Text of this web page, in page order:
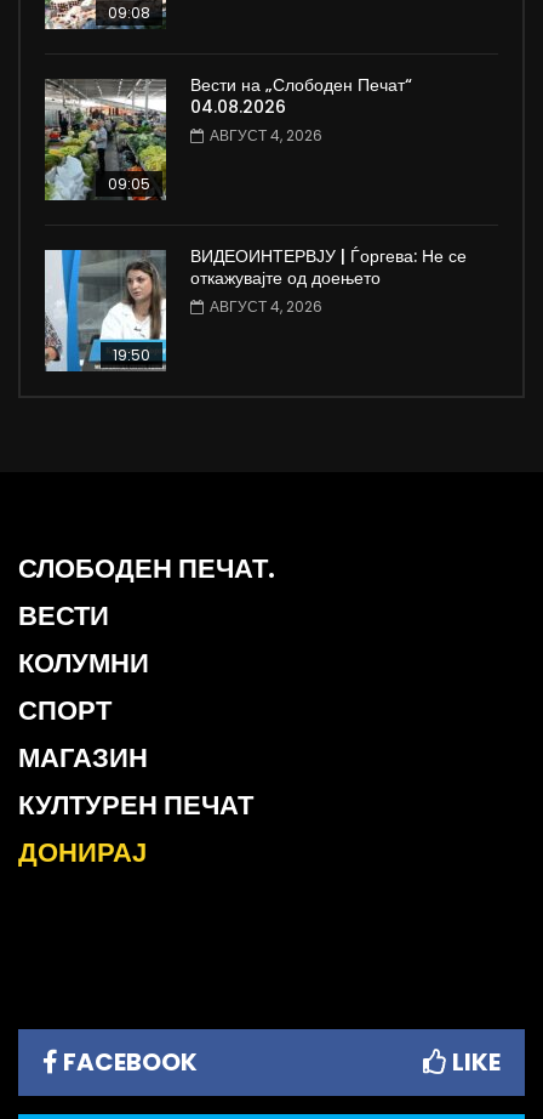
09:08
09:05
Вести на „Слободен Печат“
04.08.2026
АВГУСТ 4, 2026
19:50
ВИДЕОИНТЕРВЈУ | Ѓоргева: Не се
откажувајте од доењето
АВГУСТ 4, 2026
СЛОБОДЕН ПЕЧАТ.
ВЕСТИ
КОЛУМНИ
СПОРТ
МАГАЗИН
КУЛТУРЕН ПЕЧАТ
ДОНИРАЈ
FACEBOOK LIKE